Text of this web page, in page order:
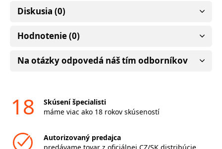
Diskusia (0)
Hodnotenie (0)
Na otázky odpovedá náš tím odborníkov
18
Skúsení špecialisti
máme viac ako 18 rokov skúseností
Autorizovaný predajca
predávame tovar z oficiálnej CZ/SK distribúcie